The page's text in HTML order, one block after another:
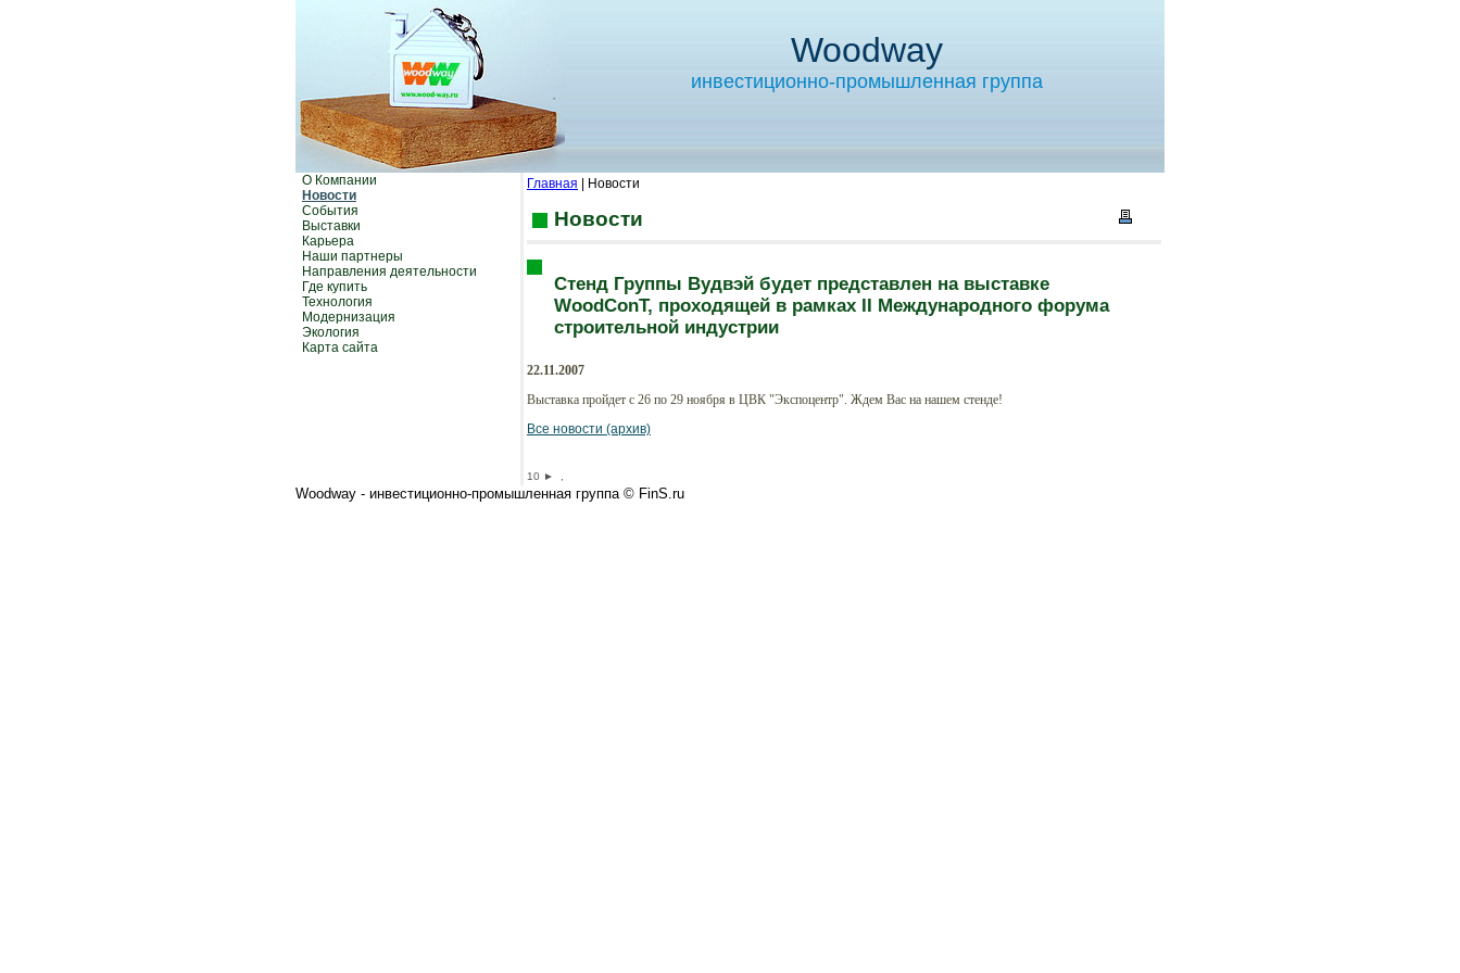
Woodway
инвестиционно-промышленная группа
О Компании
Новости
События
Выставки
Карьера
Наши партнеры
Направления деятельности
Где купить
Технология
Модернизация
Экология
Карта сайта
Главная | Новости
Новости
Стенд Группы Вудвэй будет представлен на выставке
WoodConT, проходящей в рамках II Международного форума
строительной индустрии
22.11.2007
Выставка пройдет с 26 по 29 ноября в ЦВК "Экспоцентр". Ждем Вас на нашем стенде!
Все новости (архив)
10 ► ,
Woodway - инвестиционно-промышленная группа © FinS.ru